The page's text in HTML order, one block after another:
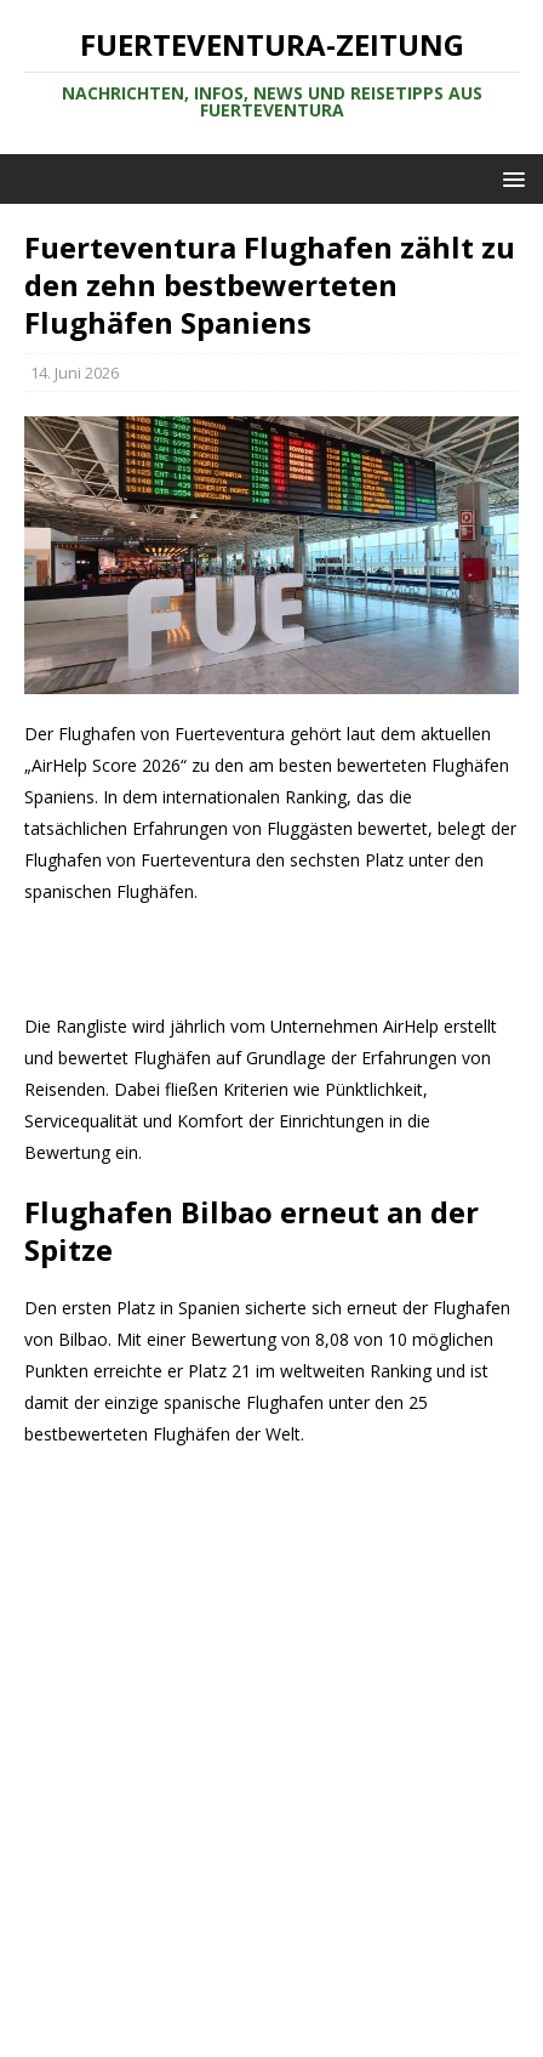
FUERTEVENTURA-ZEITUNG
NACHRICHTEN, INFOS, NEWS UND REISETIPPS AUS
FUERTEVENTURA
Fuerteventura Flughafen zählt zu
den zehn bestbewerteten
Flughäfen Spaniens
14. Juni 2026
Der Flughafen von Fuerteventura gehört laut dem aktuellen
„AirHelp Score 2026“ zu den am besten bewerteten Flughäfen
Spaniens. In dem internationalen Ranking, das die
tatsächlichen Erfahrungen von Fluggästen bewertet, belegt der
Flughafen von Fuerteventura den sechsten Platz unter den
spanischen Flughäfen.
Die Rangliste wird jährlich vom Unternehmen AirHelp erstellt
und bewertet Flughäfen auf Grundlage der Erfahrungen von
Reisenden. Dabei fließen Kriterien wie Pünktlichkeit,
Servicequalität und Komfort der Einrichtungen in die
Bewertung ein.
Flughafen Bilbao erneut an der
Spitze
Den ersten Platz in Spanien sicherte sich erneut der Flughafen
von Bilbao. Mit einer Bewertung von 8,08 von 10 möglichen
Punkten erreichte er Platz 21 im weltweiten Ranking und ist
damit der einzige spanische Flughafen unter den 25
bestbewerteten Flughäfen der Welt.